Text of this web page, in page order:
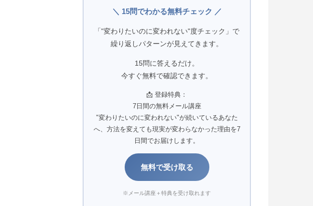
＼ 15問でわかる無料チェック ／
「"変わりたいのに変われない"度チェック」で
繰り返しパターンが見えてきます。
15問に答えるだけ。
今すぐ無料で確認できます。
📩 登録特典：
7日間の無料メール講座
"変わりたいのに変われない"が続いているあなた
へ、方法を変えても現実が変わらなかった理由を7
日間でお届けします。
無料で受け取る
※メール講座＋特典を受け取れます